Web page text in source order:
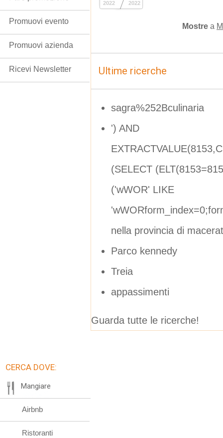
2022 2022
Mostre a
Ultime ricerche
sagra%252Bculinaria
') AND
(SELECT
('wWOR' LIKE
nella provincia di
Parco kennedy
Treia
appassimenti
Guarda tutte le ricerche!
Promuovi evento
Promuovi azienda
Ricevi Newsletter
CERCA DOVE:
Mangiare
Airbnb
Ristoranti